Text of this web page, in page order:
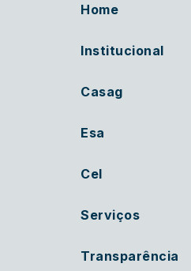
Home
Institucional
Casag
Esa
Cel
Serviços
Transparência